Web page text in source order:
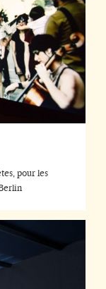
pour les